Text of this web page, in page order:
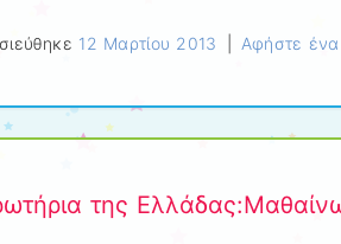
12 Μαρτίου 2013 Αφήστε ένα
της